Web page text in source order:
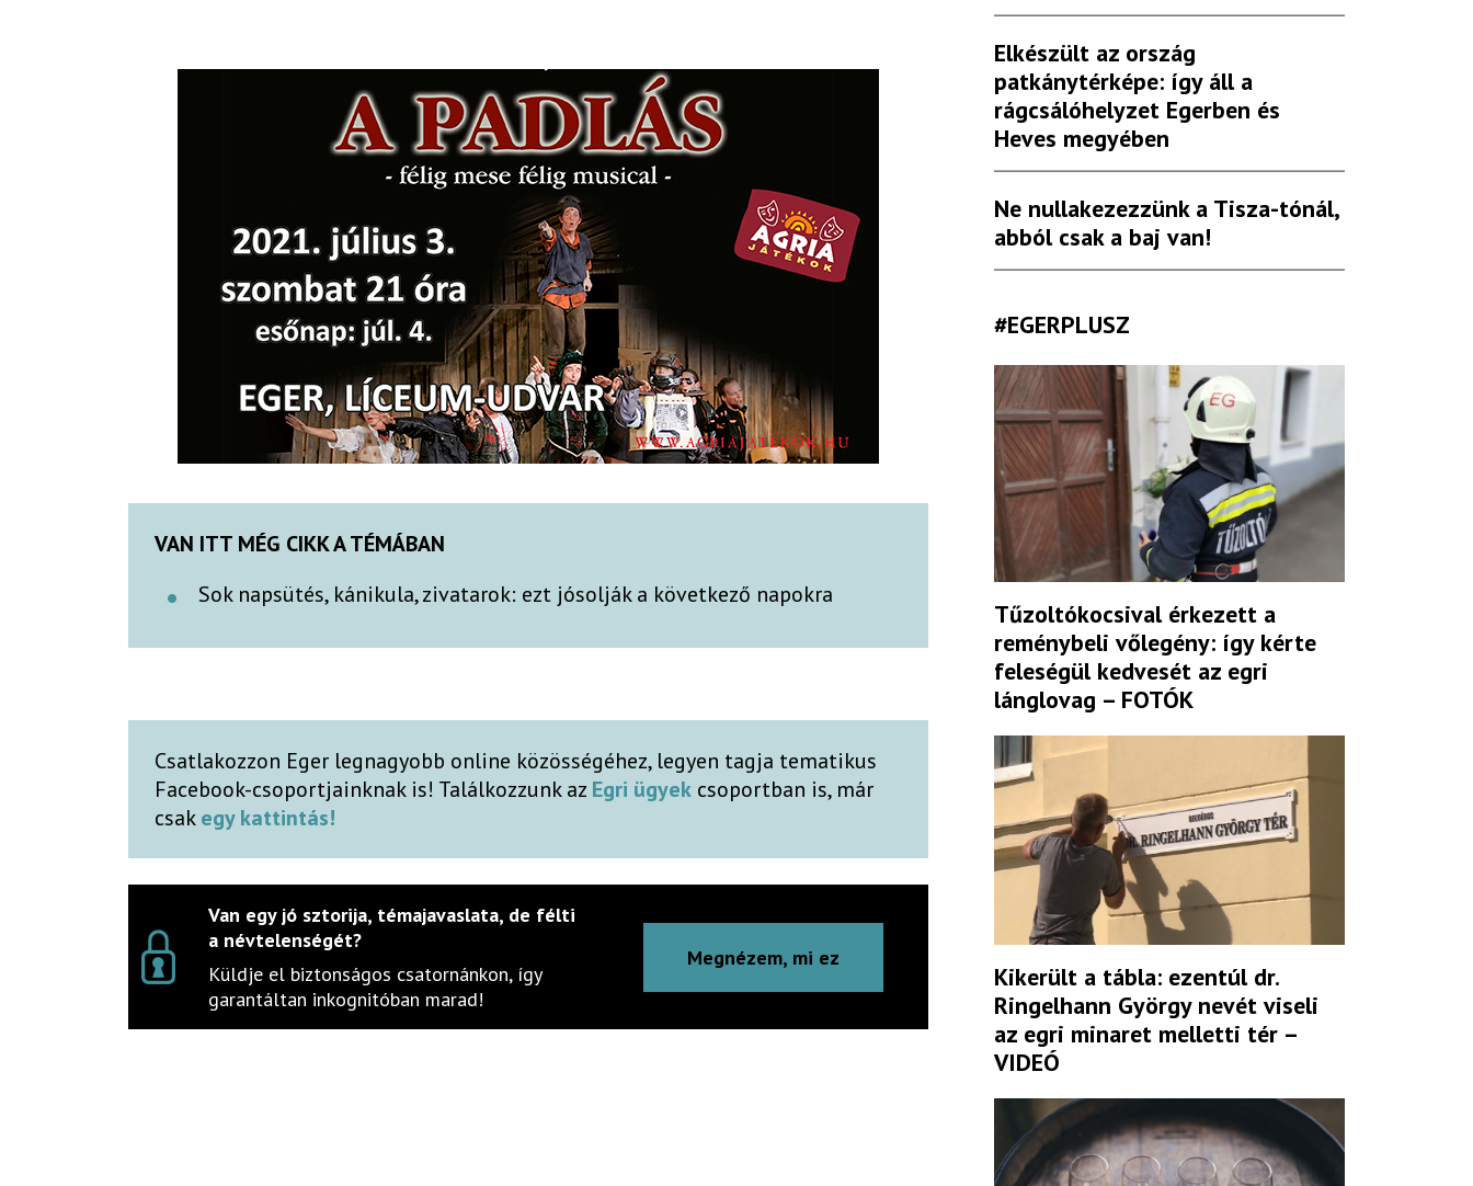
VAN ITT MÉG CIKK A TÉMÁBAN
Sok napsütés, kánikula, zivatarok: ezt jósolják a következő napokra
Csatlakozzon Eger legnagyobb online közösségéhez, legyen tagja tematikus
Facebook-csoportjainknak is! Találkozzunk az Egri ügyek csoportban is, már
csakegy kattintás!
Van egy jó sztorija, témajavaslata, de félti
a névtelenségét?
Küldje el biztonságos csatornánkon, így
garantáltan inkognitóban marad!
Megnézem, mi ez
Elkészült az ország
patkánytérképe: így áll a
rágcsálóhelyzet Egerben és
Heves megyében
Ne nullakezezzünk a Tisza-tónál,
abból csak a baj van!
#EGERPLUSZ
Tűzoltókocsival érkezett a
reménybeli vőlegény: így kérte
feleségül kedvesét az egri
lánglovag – FOTÓK
Kikerült a tábla: ezentúl dr.
Ringelhann György nevét viseli
az egri minaret melletti tér –
VIDEÓ